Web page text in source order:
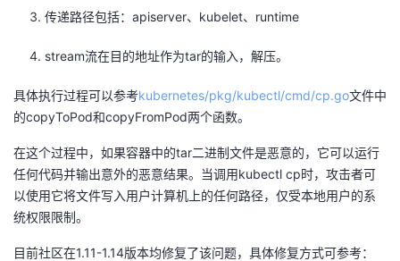
播
活
动
的
关
注
我
的
开
发
者
我
的
Programs
我
的
支
传递路径包括：apiserver、kubelet、runtime
stream流在目的地址作为tar的输入，解压。
具体执行过程可以参考kubernetes/pkg/kubectl/cmd/cp.go文件中
的copyToPod和copyFromPod两个函数。
在这个过程中，如果容器中的tar二进制文件是恶意的，它可以运行
任何代码并输出意外的恶意结果。当调用kubectl cp时，攻击者可
以使用它将文件写入用户计算机上的任何路径，仅受本地用户的系
统权限限制。
目前社区在1.11-1.14版本均修复了该问题，具体修复方式可参考：